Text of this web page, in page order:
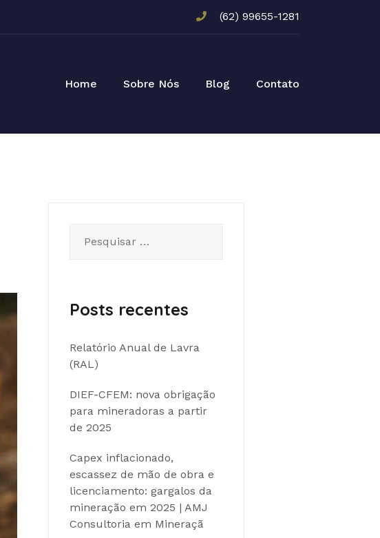
(62) 99655-1281
Home Sobre Nós Blog Contato
Posts recentes
Relatório Anual de Lavra
(RAL)
DIEF-CFEM: nova obrigação
para mineradoras a partir
de 2025
Capex inflacionado,
escassez de mão de obra e
licenciamento: gargalos da
mineração em 2025 | AMJ
Consultoria em Mineraçã